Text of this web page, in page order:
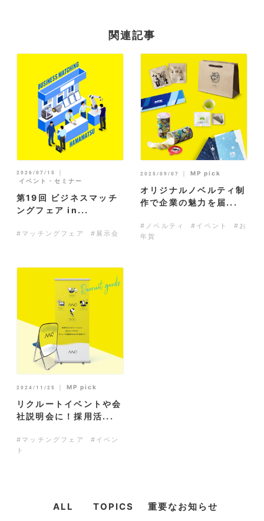
関連記事
2026/07/15
｜
イベント・セミナー
第19回 ビジネスマッチ
ングフェア in...
#マッチングフェア #展示会
2025/09/07 ｜ MP pick
オリジナルノベルティ制
作で企業の魅力を届...
#ノベルティ #イベント
#お
年賀
2024/11/25 ｜ MP pick
リクルートイベントや会
社説明会に！採用活...
#マッチングフェア
#イベン
ト
ALL TOPICS
重要なお知らせ